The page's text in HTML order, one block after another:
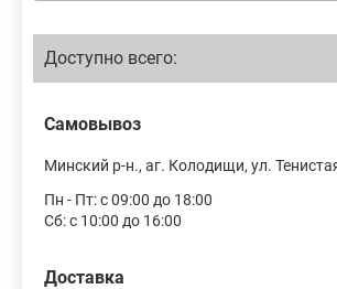
Доступно всего:
Самовывоз
Минский р-н., аг. Колодищи, ул.
Пн - Пт: с 09:00 до 18:00
Сб: с 10:00 до 16:00
Доставка